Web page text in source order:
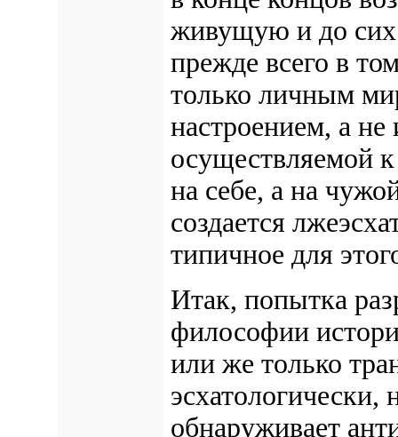
живущую и до сих
прежде всего в
только личным
настроением, а
осуществляемой
на себе, а на
создается
типичное для
Итак, попытка
философии
или же только
обнаруживает